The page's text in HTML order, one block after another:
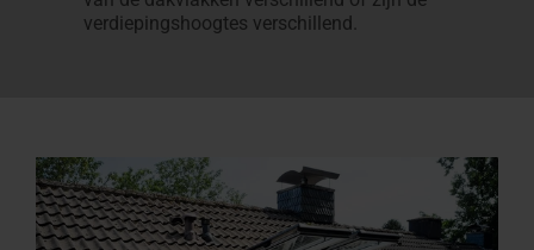
verdiepingshoogtes verschillend.